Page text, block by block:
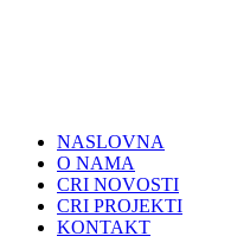
NASLOVNA
O NAMA
CRI NOVOSTI
CRI PROJEKTI
KONTAKT